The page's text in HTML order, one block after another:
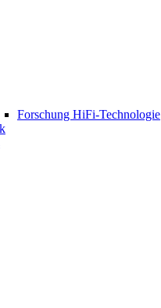
Forschung HiFi-Technologie